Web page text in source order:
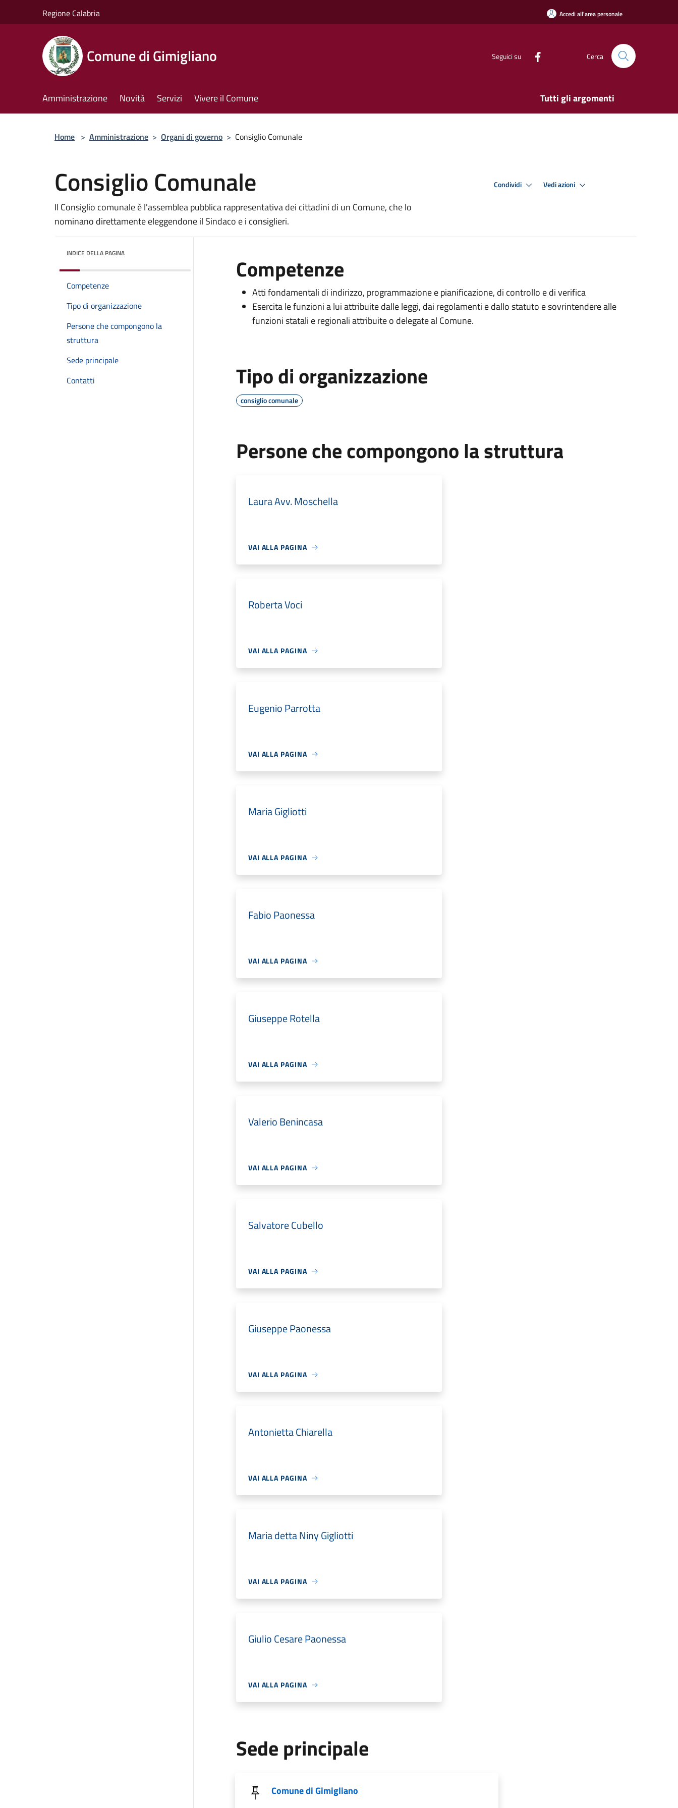
Regione Calabria Accedi all'area personale
Comune di Gimigliano Seguici su Cerca
Amministrazione Novità Servizi Vivere il Comune Tutti gli argomenti
Home > Amministrazione > Organi di governo > Consiglio Comunale
Consiglio Comunale
Il Consiglio comunale è l'assemblea pubblica rappresentativa dei cittadini di un Comune, che lo
nominano direttamente eleggendone il Sindaco e i consiglieri.
Condividi Vedi azioni
INDICE DELLA PAGINA
Competenze
Tipo di organizzazione
Persone che compongono la
struttura
Sede principale
Contatti
Competenze
Atti fondamentali di indirizzo, programmazione e pianificazione, di controllo e di verifica
Esercita le funzioni a lui attribuite dalle leggi, dai regolamenti e dallo statuto e sovrintendere alle
funzioni statali e regionali attribuite o delegate al Comune.
Tipo di organizzazione
consiglio comunale
Persone che compongono la struttura
Laura Avv. Moschella
VAI ALLA PAGINA
Roberta Voci
VAI ALLA PAGINA
Eugenio Parrotta
VAI ALLA PAGINA
Maria Gigliotti
VAI ALLA PAGINA
Fabio Paonessa
VAI ALLA PAGINA
Giuseppe Rotella
VAI ALLA PAGINA
Valerio Benincasa
VAI ALLA PAGINA
Salvatore Cubello
VAI ALLA PAGINA
Giuseppe Paonessa
VAI ALLA PAGINA
Antonietta Chiarella
VAI ALLA PAGINA
Maria detta Niny Gigliotti
VAI ALLA PAGINA
Giulio Cesare Paonessa
VAI ALLA PAGINA
Sede principale
Comune di Gimigliano